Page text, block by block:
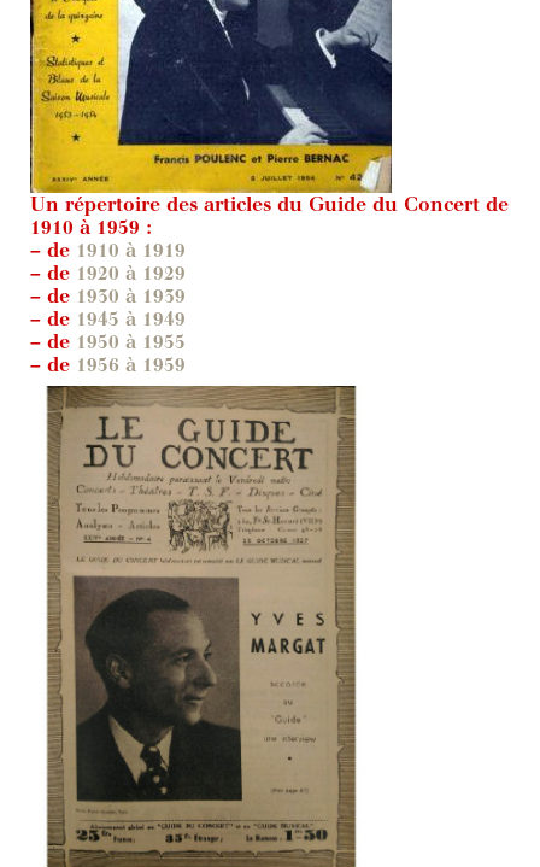
Un répertoire des articles du Guide du Concert de
1910 à 1959 :
– de 1910 à 1919
– de 1920 à 1929
– de 1930 à 1939
– de 1945 à 1949
– de 1950 à 1955
– de 1956 à 1959